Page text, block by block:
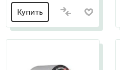
Купить